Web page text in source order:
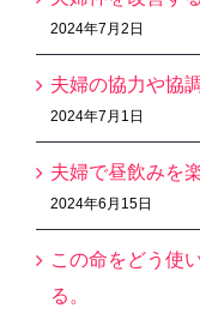
2024年7月2日
夫婦の協力や協
2024年7月1日
夫婦で昼飲みを
2024年6月15日
この命をどう使
る。